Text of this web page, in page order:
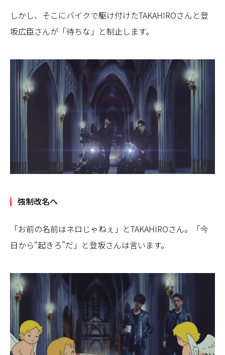
しかし、そこにバイクで駆け付けたTAKAHIROさんと登
坂広臣さんが「待ちな」と制止します。
強制改名へ
「お前の名前はネロじゃねぇ」とTAKAHIROさん。「今
日から“起きろ”だ」と登坂さんは言います。